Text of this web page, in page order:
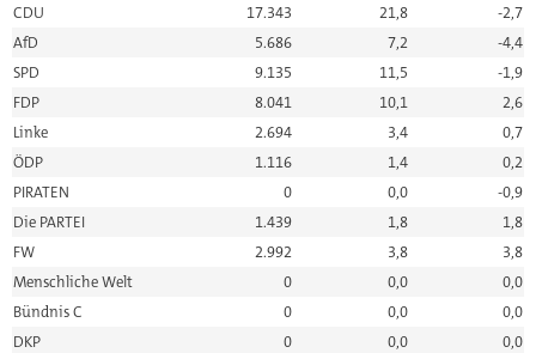
CDU
17.343 21,8
-2,7
AfD
5.686 7,2
-4,4
SPD
9.135 11,5
-1,9
FDP
8.041 10,1
2,6
Linke
2.694 3,4
0,7
ÖDP
1.116 1,4
0,2
PIRATEN
0 0,0
-0,9
Die PARTEI
1.439 1,8
1,8
FW
2.992 3,8
3,8
Menschliche Welt
0 0,0
0,0
Bündnis C
0 0,0
0,0
DKP
0 0,0
0,0